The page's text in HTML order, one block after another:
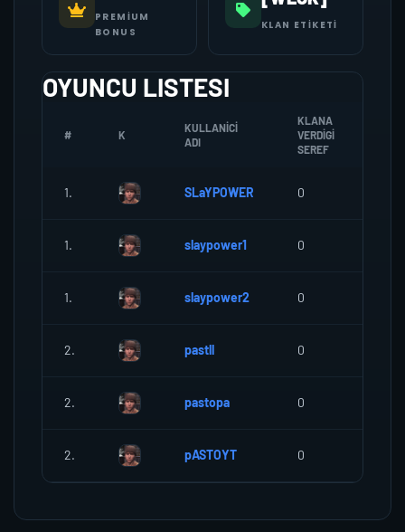
PREMIUM
BONUS
KLAN ETIKETI
OYUNCU LISTESI
# K
KULLANICI
ADI
KLANA
VERDIGI
SEREF
1. SLaYPOWER 0
1. slaypower1 0
1. slaypower2 0
2. pastll 0
2. pastopa 0
2. pASTOYT 0